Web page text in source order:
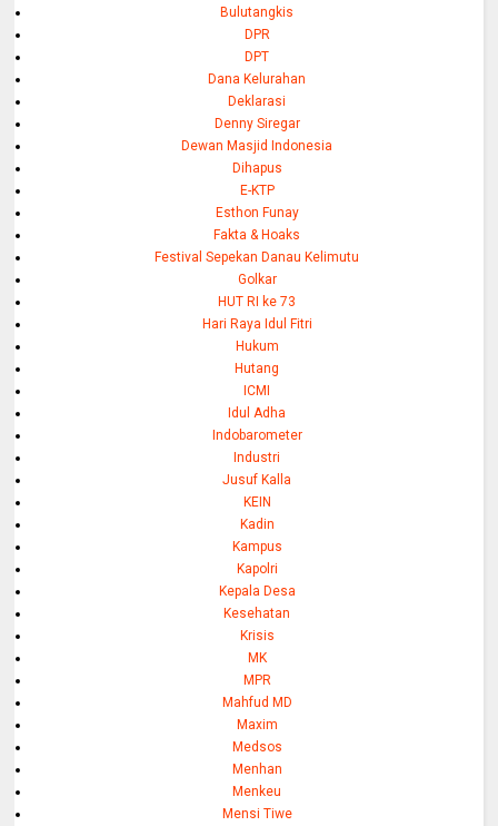
Bulutangkis
DPR
DPT
Dana Kelurahan
Deklarasi
Denny Siregar
Dewan Masjid Indonesia
Dihapus
E-KTP
Esthon Funay
Fakta & Hoaks
Festival Sepekan Danau Kelimutu
Golkar
HUT RI ke 73
Hari Raya Idul Fitri
Hukum
Hutang
ICMI
Idul Adha
Indobarometer
Industri
Jusuf Kalla
KEIN
Kadin
Kampus
Kapolri
Kepala Desa
Kesehatan
Krisis
MK
MPR
Mahfud MD
Maxim
Medsos
Menhan
Menkeu
Mensi Tiwe